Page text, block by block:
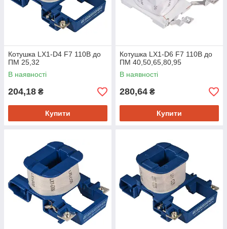
Котушка LX1-D4 F7 110B до
ПМ 25,32
В наявності
204,18 ₴
Купити
Котушка LX1-D6 F7 110B до
ПМ 40,50,65,80,95
В наявності
280,64 ₴
Купити